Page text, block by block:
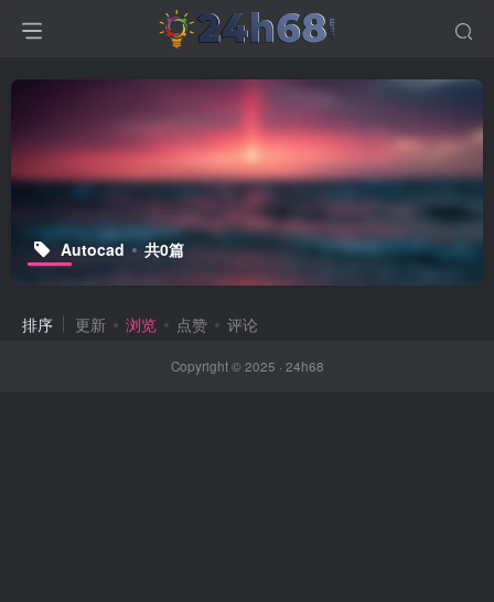
Autocad 共0篇
排序 更新 浏览 点赞 评论
Copyright © 2025 · 24h68